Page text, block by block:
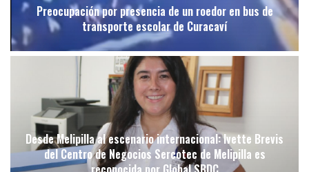
Preocupación por presencia de un roedor en bus de
transporte escolar de Curacaví
Desde Melipilla al escenario internacional: Ivette Brevis
del Centro de Negocios Sercotec de Melipilla es